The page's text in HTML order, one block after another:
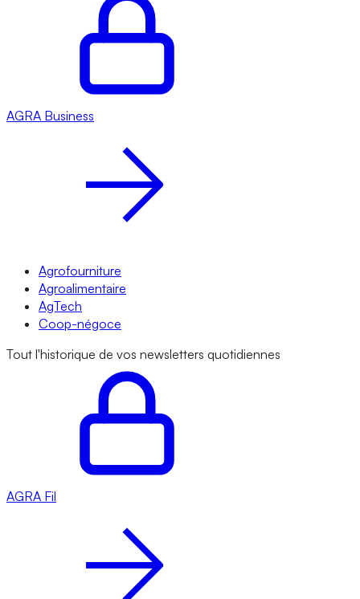
AGRA Business
Agrofourniture
Agroalimentaire
AgTech
Coop-négoce
Tout l'historique de vos newsletters quotidiennes
AGRA Fil